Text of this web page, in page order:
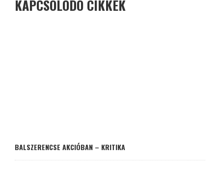
KAPCSOLÓDÓ CIKKEK
BALSZERENCSE AKCIÓBAN – KRITIKA